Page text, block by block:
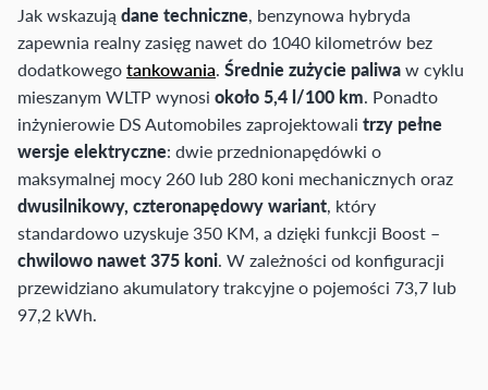
Jak wskazują dane techniczne, benzynowa hybryda
zapewnia realny zasięg nawet do 1040 kilometrów bez
dodatkowegotankowania. Średnie zużycie paliwaw cyklu
mieszanym WLTP wynosi około 5,4 l/100 km. Ponadto
inżynierowie DS Automobiles zaprojektowali trzy pełne
wersje elektryczne: dwie przednionapędówki o
maksymalnej mocy 260 lub 280 koni mechanicznych oraz
dwusilnikowy, czteronapędowy wariant, który
standardowo uzyskuje 350 KM, a dzięki funkcji Boost –
chwilowo nawet 375 koni. W zależności od konfiguracji
przewidziano akumulatory trakcyjne o pojemości 73,7 lub
97,2 kWh.